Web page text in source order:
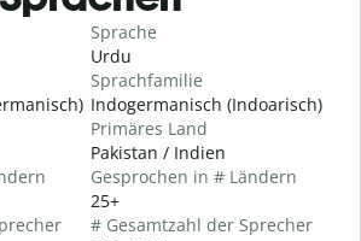
Sprache
Urdu
Sprachfamilie
Indogermanisch (Indoarisch)
Primäres Land
Pakistan / Indien
Gesprochen in # Ländern
25+
# Gesamtzahl der Sprecher